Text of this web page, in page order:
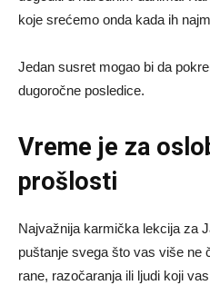
koje srećemo onda kada ih
Jedan susret mogao bi da
dugoročne posledice.
Vreme je za
prošlosti
Najvažnija karmička lekcija za
puštanje svega što vas više ne
rane, razočaranja ili ljudi koji